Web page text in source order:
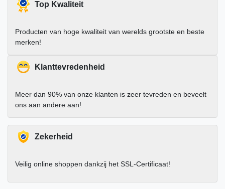
Top Kwaliteit
Producten van hoge kwaliteit van werelds grootste en beste
merken!
Klanttevredenheid
Meer dan 90% van onze klanten is zeer tevreden en beveelt
ons aan andere aan!
Zekerheid
Veilig online shoppen dankzij het SSL-Certificaat!